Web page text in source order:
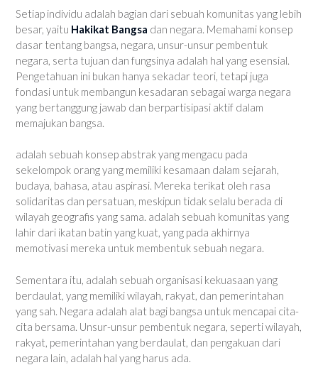
Setiap individu adalah bagian dari sebuah komunitas yang lebih
besar, yaitu Hakikat Bangsa dan negara. Memahami konsep
dasar tentang bangsa, negara, unsur-unsur pembentuk
negara, serta tujuan dan fungsinya adalah hal yang esensial.
Pengetahuan ini bukan hanya sekadar teori, tetapi juga
fondasi untuk membangun kesadaran sebagai warga negara
yang bertanggung jawab dan berpartisipasi aktif dalam
memajukan bangsa.
adalah sebuah konsep abstrak yang mengacu pada
sekelompok orang yang memiliki kesamaan dalam sejarah,
budaya, bahasa, atau aspirasi. Mereka terikat oleh rasa
solidaritas dan persatuan, meskipun tidak selalu berada di
wilayah geografis yang sama. adalah sebuah komunitas yang
lahir dari ikatan batin yang kuat, yang pada akhirnya
memotivasi mereka untuk membentuk sebuah negara.
Sementara itu, adalah sebuah organisasi kekuasaan yang
berdaulat, yang memiliki wilayah, rakyat, dan pemerintahan
yang sah. Negara adalah alat bagi bangsa untuk mencapai cita-
cita bersama. Unsur-unsur pembentuk negara, seperti wilayah,
rakyat, pemerintahan yang berdaulat, dan pengakuan dari
negara lain, adalah hal yang harus ada.